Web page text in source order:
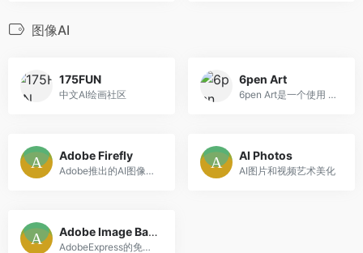
图像AI
175FUN
中文AI绘画社区
6pen Art
6pen Art是一个使用 AI技术，利用文本生成绘画作品的产品，这意味着，你可以仅仅通过文字描述画面内容，风格，就可以得到画面
Adobe Firefly
Adobe推出的AI图像生成和编辑工具
AI Photos
AI图片和视频艺术美化
Adobe Image Background Remover
AdobeExpress的免费图像背景去除工具